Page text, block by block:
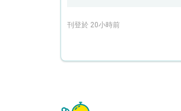
刊登於 20小時前